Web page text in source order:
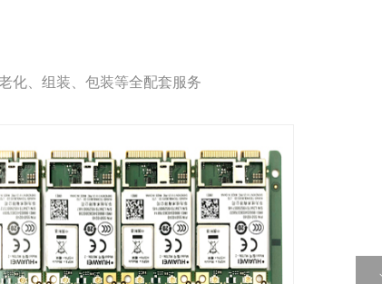
化、组装、包装等全配套服务